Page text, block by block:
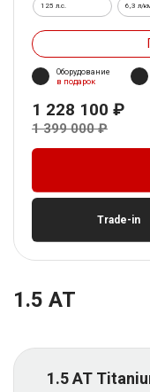
125 л.с. 6,3 л/
Оборудование
в подарок
1 228 100 ₽
1 399 000 ₽
Trade-in
1.5 AT
1.5 AT